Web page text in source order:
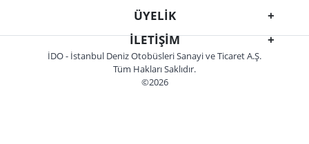
ÜYELIK
İLETIŞIM
İDO - İstanbul Deniz Otobüsleri Sanayi ve Ticaret A.Ş.
Tüm Hakları Saklıdır.
©2026